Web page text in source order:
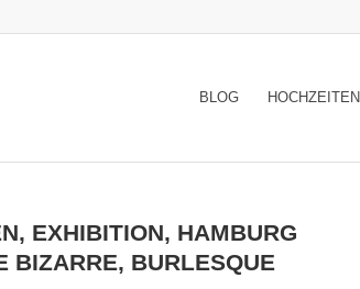
BLOG HOCHZEITEN
EXHIBITION, HAMBURG
BIZARRE, BURLESQUE